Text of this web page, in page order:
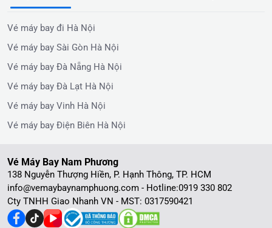
Vé máy bay đi Hà Nội
Vé máy bay Sài Gòn Hà Nội
Vé máy bay Đà Nẵng Hà Nội
Vé máy bay Đà Lạt Hà Nội
Vé máy bay Vinh Hà Nội
Vé máy bay Điện Biên Hà Nội
Vé Máy Bay Nam Phương
138 Nguyễn Thượng Hiền, P. Hạnh Thông, TP. HCM
info@vemaybaynamphuong.com - Hotline:0919 330 802
Cty TNHH Giao Nhanh VN - MST: 0317590421